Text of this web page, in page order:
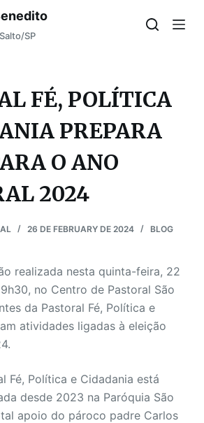
SP
FÉ, POLÍTICA
PREPARA
O ANO
2024
26 DE FEBRUARY DE 2024 BLOG
nesta quinta-feira, 22
no Centro de Pastoral São
da Pastoral Fé, Política e
atividades ligadas à eleição
Política e Cidadania está
desde 2023 na Paróquia São
apoio do pároco padre Carlos